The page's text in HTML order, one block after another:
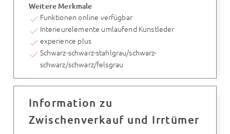
Weitere Merkmale
Funktionen online verfügbar
Interieurelemente umlaufend Kunstleder
experience plus
Schwarz-schwarz-stahlgrau/schwarz-
schwarz/schwarz/felsgrau
Information zu
Zwischenverkauf und Irrtümer